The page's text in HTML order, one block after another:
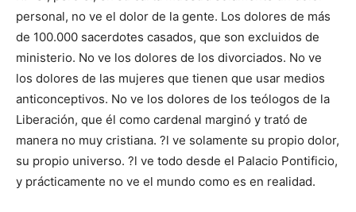
personal, no ve el dolor de la gente. Los dolores de más
de 100.000 sacerdotes casados, que son excluidos de
ministerio. No ve los dolores de los divorciados. No ve
los dolores de las mujeres que tienen que usar medios
anticonceptivos. No ve los dolores de los teólogos de la
Liberación, que él como cardenal marginó y trató de
manera no muy cristiana. ?l ve solamente su propio dolor,
su propio universo. ?l ve todo desde el Palacio Pontificio,
y prácticamente no ve el mundo como es en realidad.